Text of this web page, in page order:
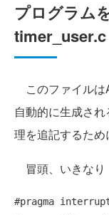
プログラ
timer_user.c
このファイルは
自動的に生成さ
理を追記するため
冒頭、いきなり
#pragma interrupt